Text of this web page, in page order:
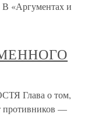
«Аргументах и
Глава о том,
противников —